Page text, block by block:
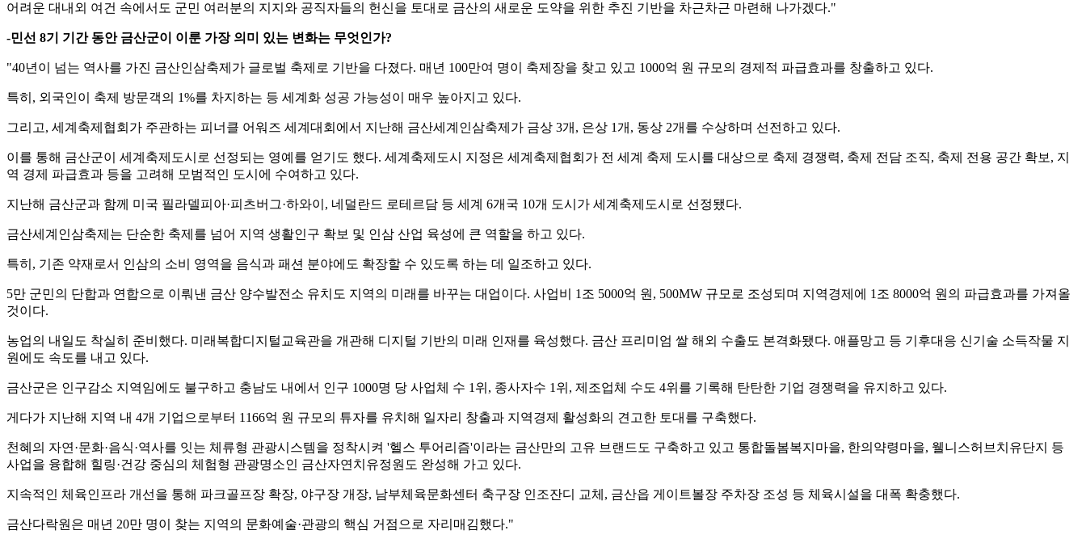
어려운 대내외 여건 속에서도 군민 여러분의 지지와 공직자들의 헌신을 토대로 금산의 새로운 도약을 위한 추진 기반을 차근차근 마련해 나가겠다."
-민선 8기 기간 동안 금산군이 이룬 가장 의미 있는 변화는 무엇인가?
"40년이 넘는 역사를 가진 금산인삼축제가 글로벌 축제로 기반을 다졌다. 매년 100만여 명이 축제장을 찾고 있고 1000억 원 규모의 경제적 파급효과를 창출하고 있다.
특히, 외국인이 축제 방문객의 1%를 차지하는 등 세계화 성공 가능성이 매우 높아지고 있다.
그리고, 세계축제협회가 주관하는 피너클 어워즈 세계대회에서 지난해 금산세계인삼축제가 금상 3개, 은상 1개, 동상 2개를 수상하며 선전하고 있다.
이를 통해 금산군이 세계축제도시로 선정되는 영예를 얻기도 했다. 세계축제도시 지정은 세계축제협회가 전 세계 축제 도시를 대상으로 축제 경쟁력, 축제 전담 조직, 축제 전용 공간 확보, 지
역 경제 파급효과 등을 고려해 모범적인 도시에 수여하고 있다.
지난해 금산군과 함께 미국 필라델피아·피츠버그·하와이, 네덜란드 로테르담 등 세계 6개국 10개 도시가 세계축제도시로 선정됐다.
금산세계인삼축제는 단순한 축제를 넘어 지역 생활인구 확보 및 인삼 산업 육성에 큰 역할을 하고 있다.
특히, 기존 약재로서 인삼의 소비 영역을 음식과 패션 분야에도 확장할 수 있도록 하는 데 일조하고 있다.
5만 군민의 단합과 연합으로 이뤄낸 금산 양수발전소 유치도 지역의 미래를 바꾸는 대업이다. 사업비 1조 5000억 원, 500MW 규모로 조성되며 지역경제에 1조 8000억 원의 파급효과를 가져올
것이다.
농업의 내일도 착실히 준비했다. 미래복합디지털교육관을 개관해 디지털 기반의 미래 인재를 육성했다. 금산 프리미엄 쌀 해외 수출도 본격화됐다. 애플망고 등 기후대응 신기술 소득작물 지
원에도 속도를 내고 있다.
금산군은 인구감소 지역임에도 불구하고 충남도 내에서 인구 1000명 당 사업체 수 1위, 종사자수 1위, 제조업체 수도 4위를 기록해 탄탄한 기업 경쟁력을 유지하고 있다.
게다가 지난해 지역 내 4개 기업으로부터 1166억 원 규모의 튜자를 유치해 일자리 창출과 지역경제 활성화의 견고한 토대를 구축했다.
천혜의 자연·문화·음식·역사를 잇는 체류형 관광시스템을 정착시켜 '헬스 투어리즘'이라는 금산만의 고유 브랜드도 구축하고 있고 통합돌봄복지마을, 한의약령마을, 웰니스허브치유단지 등
사업을 융합해 힐링·건강 중심의 체험형 관광명소인 금산자연치유정원도 완성해 가고 있다.
지속적인 체육인프라 개선을 통해 파크골프장 확장, 야구장 개장, 남부체육문화센터 축구장 인조잔디 교체, 금산읍 게이트볼장 주차장 조성 등 체육시설을 대폭 확충했다.
금산다락원은 매년 20만 명이 찾는 지역의 문화예술·관광의 핵심 거점으로 자리매김했다."